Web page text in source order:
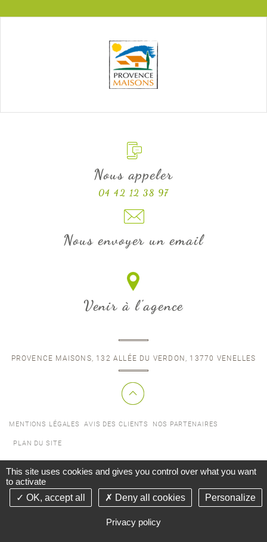
CONTACT
Nous appeler
04 42 12 38 97
Nous envoyer un email
Venir à l'agence
PROVENCE MAISONS, 132 ALLÉE DU VERDON, 13770 VENELLES
MENTIONS LÉGALES AVIS DES CLIENTS NOS PARTENAIRES
PLAN DU SITE
©2017-26 PROVENCE MAISONS - TOUS DROITS RÉSERVÉS - CONCEPTION &
TERRAIN LA COURONNE
This site uses cookies and gives you control over what you want
to activate
OK, accept all
Deny all cookies Personalize
Privacy policy